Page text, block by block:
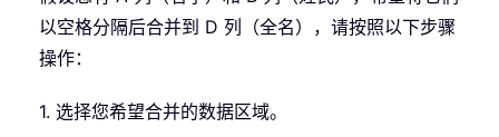
以空格分隔后合并到 D 列（全名），请按照以下步骤
操作：
1. 选择您希望合并的数据区域。